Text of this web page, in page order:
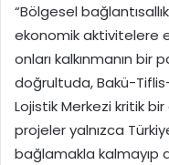
“Bölgesel
ekonomik aktivitelere
onları kalkınmanın bir
doğrultuda, Bakü-
Lojistik Merkezi kritik
projeler yalnızca
bağlamakla kalmayıp